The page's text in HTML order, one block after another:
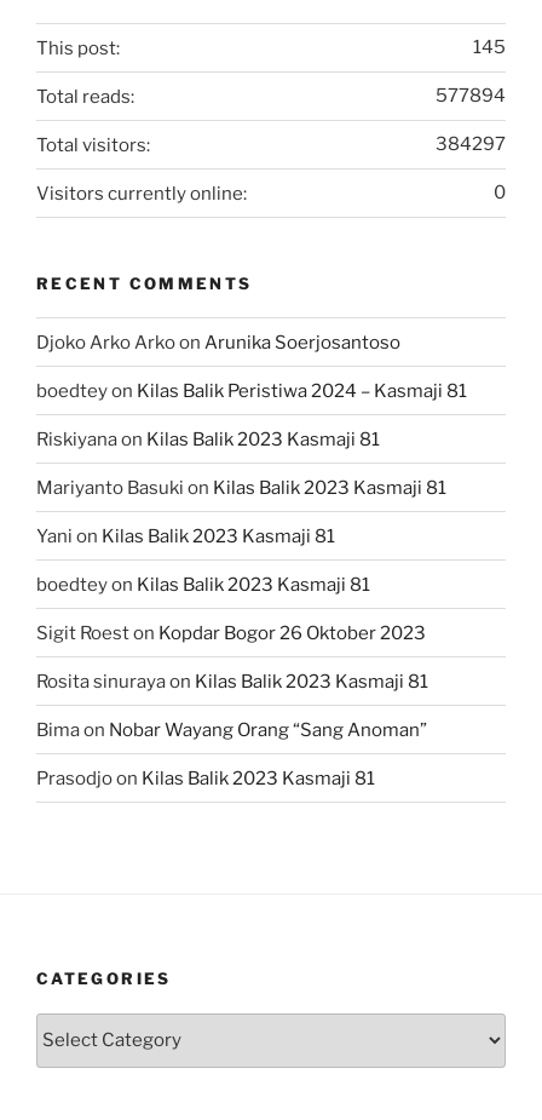
145
This post:
577894
Total reads:
384297
Total visitors:
0
Visitors currently online:
RECENT COMMENTS
Djoko Arko Arkoon Arunika Soerjosantoso
boedteyon Kilas Balik Peristiwa 2024 – Kasmaji 81
Riskiyanaon Kilas Balik 2023 Kasmaji 81
Mariyanto Basuki on Kilas Balik 2023 Kasmaji 81
Yani on Kilas Balik 2023 Kasmaji 81
boedteyon Kilas Balik 2023 Kasmaji 81
Sigit Roeston Kopdar Bogor 26 Oktober 2023
Rosita sinurayaon Kilas Balik 2023 Kasmaji 81
Bimaon Nobar Wayang Orang “Sang Anoman”
Prasodjoon Kilas Balik 2023 Kasmaji 81
CATEGORIES
Categories